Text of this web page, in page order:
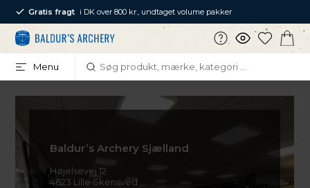
Gratis fragt i DK over 800 kr., undtaget volume pakker
Menu
Baldur’s Archery Sjælland
Højelsevej 12
4623 Lille Skensved